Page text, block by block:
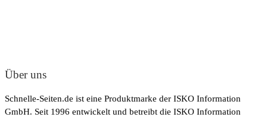
Über uns
Schnelle-Seiten.de ist eine Produktmarke der ISKO Information
GmbH. Seit 1996 entwickelt und betreibt die ISKO Information